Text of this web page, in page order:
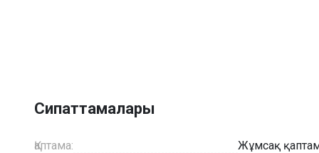
1
Сипаттамалары
Қаптама:
Жұмсақ